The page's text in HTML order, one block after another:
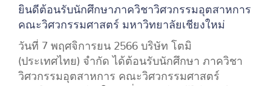
ยินดีต้อนรับนักศึกษาภาควิชาวิศวกรรมอุตสาหการ
คณะวิศวกรรมศาสตร์ มหาวิทยาลัยเชียงใหม่
วันที่ 7 พฤศจิการยน 2566 บริษัท โตมิ
(ประเทศไทย) จำกัด ได้ต้อนรับนักศึกษา ภาควิชา
วิศวกรรมอุตสาหการ คณะวิศวกรรมศาสตร์